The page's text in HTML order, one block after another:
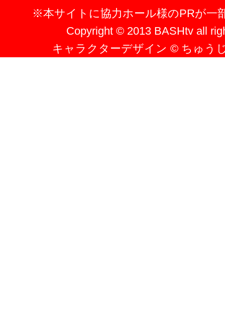
※本サイトに協力ホール様のPRが一
Copyright © 2013 BASHtv all
キャラクターデザイン © ちゅう